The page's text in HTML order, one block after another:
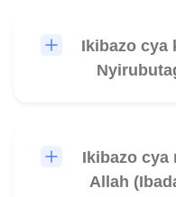
Ikibazo cya
Ikibazo cya
Allah